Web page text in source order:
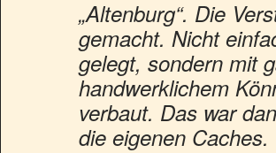
„Altenburg“. Die
gemacht. Nicht
gelegt, sondern mit
handwerklichem
verbaut. Das war
die eigenen Caches.